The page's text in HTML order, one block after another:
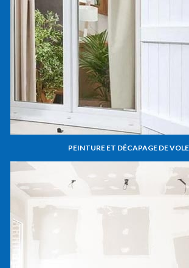
PEINTURE ET DÉCAPAGE DE